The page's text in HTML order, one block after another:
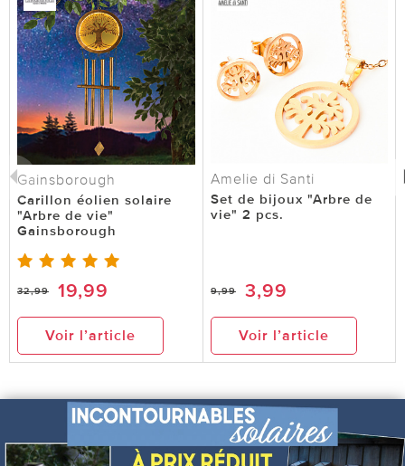
Gainsborough
Carillon éolien solaire
"Arbre de vie"
Gainsborough
32,99 19,99
Voir l’article
Amelie di Santi
Set de bijoux "Arbre de
vie" 2 pcs.
9,99 3,99
Voir l’article